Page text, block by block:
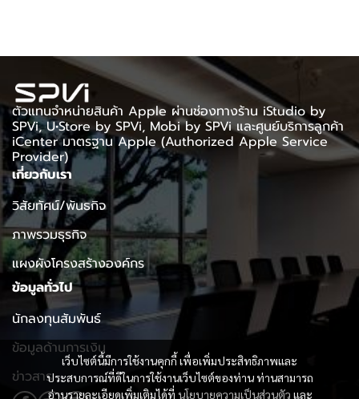
เว็บไซต์นี้มีการใช้งานคุกกี้ เพื่อเพิ่มประสิทธิภาพและ
ประสบการณ์ที่ดีในการใช้งานเว็บไซต์ของท่าน ท่านสามารถ
อ่านรายละเอียดเพิ่มเติมได้ที่ นโยบายความเป็นส่วนตัว และ
ตัวแทนจำหน่ายสินค้า Apple ผ่านช่องทางร้าน iStudio by
SPVi, U•Store by SPVi, Mobi by SPVi และศูนย์บริการลูกค้า
iCenter มาตรฐาน Apple (Authorized Apple Service
Provider)
เกี่ยวกับเรา
วิสัยทัศน์/พันธกิจ
ภาพรวมธุรกิจ
แผงผังโครงสร้างองค์กร
ข้อมูลทั่วไป
นักลงทุนสัมพันธ์
ข้อมูลด้านการเงิน
ข่าวสาร